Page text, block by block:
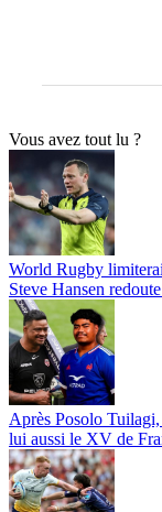
Vous avez tout lu ?
World Rugby
Steve Hansen
Après Posolo
lui aussi le XV de